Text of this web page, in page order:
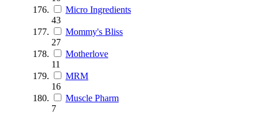
Micro Ingredients
43
Mommy's Bliss
27
Motherlove
11
MRM
16
Muscle Pharm
7